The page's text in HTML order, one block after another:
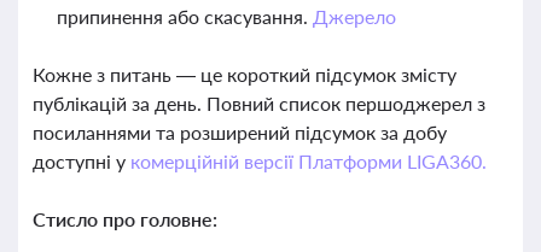
припинення або скасування. Джерело
Кожне з питань — це короткий підсумок змісту
публікацій за день. Повний список першоджерел з
посиланнями та розширений підсумок за добу
доступні у комерційній версії Платформи LIGA360.
Стисло про головне: